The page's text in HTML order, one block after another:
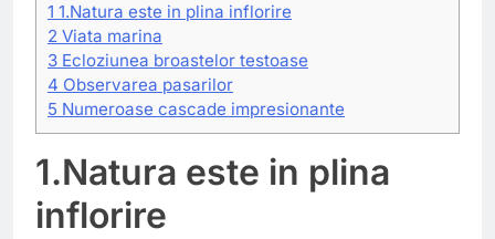
1 1.Natura este in plina inflorire
2 Viata marina
3 Ecloziunea broastelor testoase
4 Observarea pasarilor
5 Numeroase cascade impresionante
1.Natura este in plina
inflorire